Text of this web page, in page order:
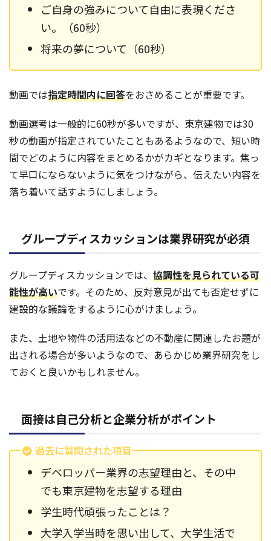
ご自身の強みについて自由に表現くださ
い。（60秒）
将来の夢について（60秒）
動画では指定時間内に回答をおさめることが重要です。
動画選考は一般的に60秒が多いですが、東京建物では30
秒の動画が指定されていたこともあるようなので、短い時
間でどのように内容をまとめるかがカギとなります。焦っ
て早口にならないように気をつけながら、伝えたい内容を
落ち着いて話すようにしましょう。
グループディスカッションは業界研究が必須
グループディスカッションでは、 協調性を見られている可
能性が高いです。そのため、反対意見が出ても否定せずに
建設的な議論をするように心がけましょう。
また、土地や物件の活用法などの不動産に関連したお題が
出される場合が多いようなので、あらかじめ業界研究をし
ておくと良いかもしれません。
面接は自己分析と企業分析がポイント
過去に質問された項目
デベロッパー業界の志望理由と、その中
でも東京建物を志望する理由
学生時代頑張ったことは？
大学入学当時を思い出して、大学生活で